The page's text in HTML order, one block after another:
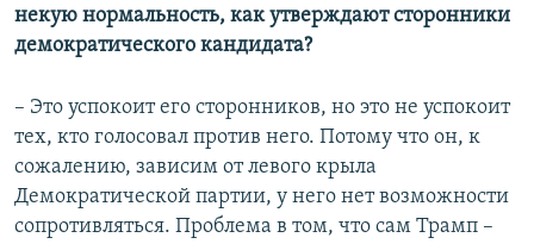
некую нормальность, как утверждают сторонники
демократического кандидата?
– Это успокоит его сторонников, но это не успокоит
тех, кто голосовал против него. Потому что он, к
сожалению, зависим от левого крыла
Демократической партии, у него нет возможности
сопротивляться. Проблема в том, что сам Трамп –